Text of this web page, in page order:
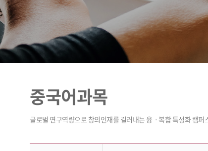
중국어과목